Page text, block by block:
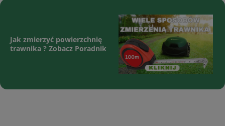
Jak zmierzyć powierzchnię
trawnika ? Zobacz Poradnik